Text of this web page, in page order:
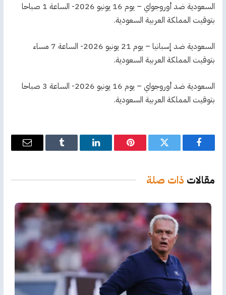
السعودية ضد أوروجواي – يوم 16 يونيو 2026- الساعة 1 صباحا
بتوقيت المملكة العربية السعودية.
السعودية ضد إسبانيا – يوم 21 يونيو 2026- الساعة 7 مساء
بتوقيت المملكة العربية السعودية.
السعودية ضد أوروجواي – يوم 16 يونيو 2026- الساعة 3 صباحا
بتوقيت المملكة العربية السعودية.
فيسبوك تويتر بينتيريستلينكدإن Tumblr
البريد
مقالات ذات صلة